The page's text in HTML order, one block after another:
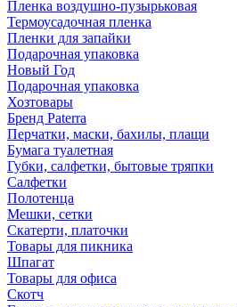
Пленка воздушно-пузырьковая
Термоусадочная пленка
Пленки для запайки
Подарочная упаковка
Новый Год
Подарочная упаковка
Хозтовары
Бренд Paterra
Перчатки, маски, бахилы, плащи
Бумага туалетная
Губки, салфетки, бытовые тряпки
Салфетки
Полотенца
Мешки, сетки
Скатерти, платочки
Товары для пикника
Шпагат
Товары для офиса
Скотч